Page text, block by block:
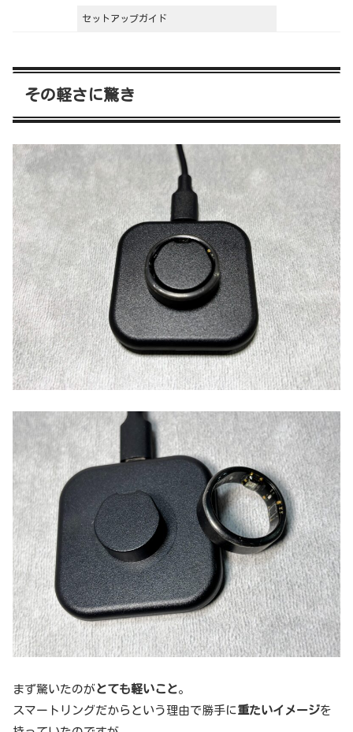
セットアップガイド
その軽さに驚き
まず驚いたのが とても軽いこと。
スマートリングだからという理由で勝手に 重たいイメージを